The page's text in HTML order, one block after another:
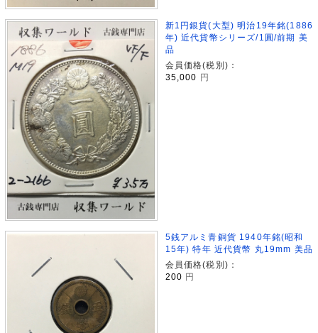
新1円銀貨(大型) 明治19年銘(1886
年) 近代貨幣シリーズ/1圓/前期 美
品
会員価格(税別)：
35,000 円
5銭アルミ青銅貨 1940年銘(昭和
15年) 特年 近代貨幣 丸19mm 美品
会員価格(税別)：
200 円